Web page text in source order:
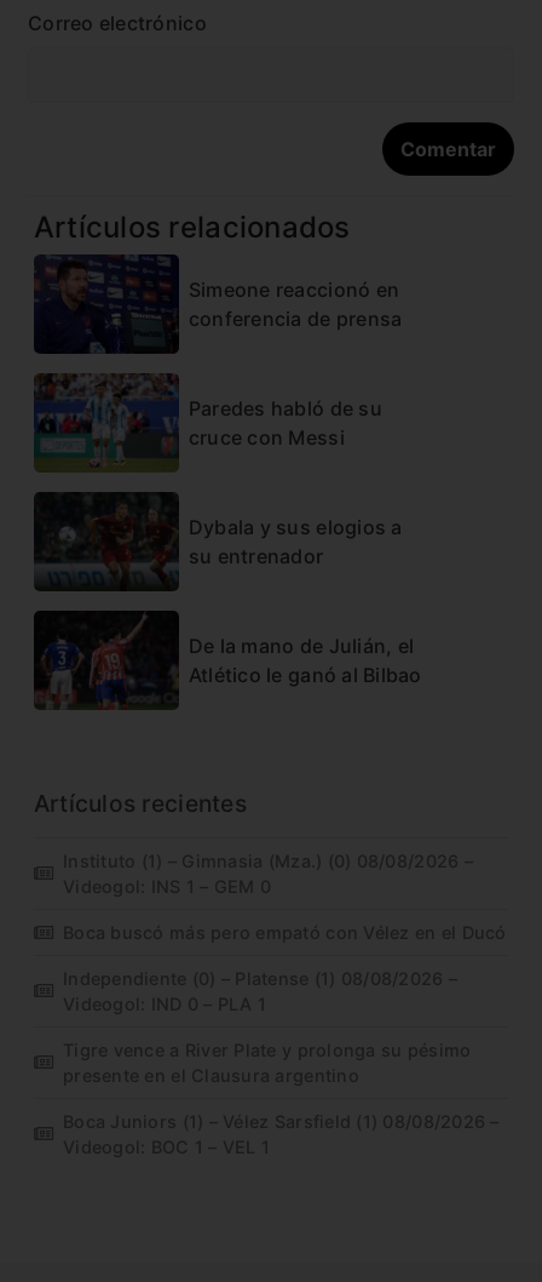
Correo electrónico
Artículos relacionados
Simeone reaccionó en
conferencia de prensa
Paredes habló de su
cruce con Messi
Dybala y sus elogios a
su entrenador
De la mano de Julián, el
Atlético le ganó al Bilbao
Artículos recientes
Instituto (1) – Gimnasia (Mza.) (0) 08/08/2026 –
Videogol: INS 1 – GEM 0
Boca buscó más pero empató con Vélez en el Ducó
Independiente (0) – Platense (1) 08/08/2026 –
Videogol: IND 0 – PLA 1
Tigre vence a River Plate y prolonga su pésimo
presente en el Clausura argentino
Boca Juniors (1) – Vélez Sarsfield (1) 08/08/2026 –
Videogol: BOC 1 – VEL 1